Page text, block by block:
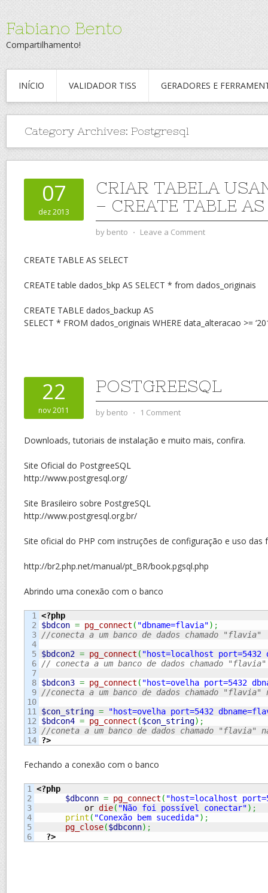
Fabiano Bento
Compartilhamento!
INÍCIO VALIDADOR TISS GERADORES E
Category Archives: Postgresql
07
dez 2013
CRIAR TABELA
– CREATE TABLE
by bento ⋅ Leave a Comment
CREATE TABLE AS SELECT
CREATE table dados_bkp AS SELECT * from dados_originais
CREATE TABLE dados_backup AS
SELECT * FROM dados_originais WHERE data_alteracao >=
22
nov 2011
POSTGREESQL
by bento ⋅ 1 Comment
Downloads, tutoriais de instalação e muito mais, confira.
Site Oficial do PostgreeSQL
http://www.postgresql.org/
Site Brasileiro sobre PostgreSQL
http://www.postgresql.org.br/
Site oficial do PHP com instruções de configuração e uso das
http://br2.php.net/manual/pt_BR/book.pgsql.php
Abrindo uma conexão com o banco
1
2
3
4
5
6
7
8
9
10
11
12
13
<?php
$bdcon = pg_connect ( "dbname=flavia") ;
//conecta a um banco de dados chamado "flavia"
$bdcon2 = pg_connect ( "host=localhost port=5432
// conecta a um banco de dados chamado
$bdcon3 = pg_connect ( "host=ovelha port=5432
//conecta a um banco de dados chamado "flavia"
$con_string =
"host=ovelha port=5432
$bdcon4 = pg_connect ($con_string) ;
//coneta a um banco de dados chamado "flavia"
?>
Fechando a conexão com o banco
1
2
3
4
5
<?php
$dbconn = pg_connect ( "host=localhost
          or
die( "Não foi possível conectar") ;
print ( "Conexão bem sucedida") ;
pg_close($dbconn) ;
?>